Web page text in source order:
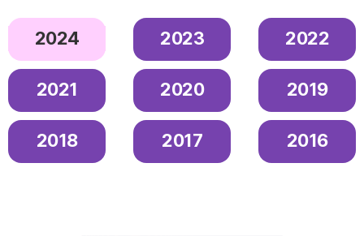
2024 2023 2022
2021 2020 2019
2018 2017 2016